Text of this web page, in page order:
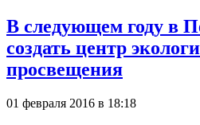
В следующем году в
создать центр
просвещения
01 февраля 2016 в 18:18